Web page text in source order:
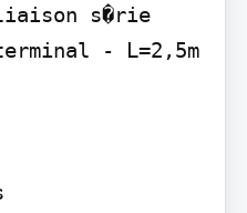
s�rie
- L=2,5m